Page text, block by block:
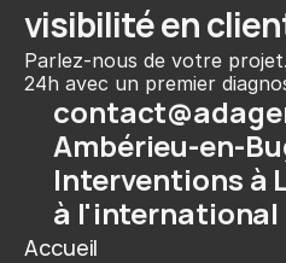
visibilité en
Parlez-nous de votre
24h avec un premier
Ambérieu-en-
Interventions à
à l'international
Accueil